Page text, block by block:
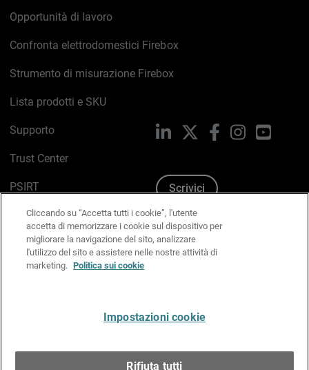
Opportunità di lavoro
Confronta elettrodomestici Firebox
Strumento di misurazione Firebox
Lista prodotti e SKU
Supporto
Trust Center
PSIRT
Politica sui cookie
Informativa sulla privacy
Kit Media & Brand
LinkedIn FacebookInstagram
Scrivici
Cliccando su “Accetta tutti i cookie”, l'utente
accetta di memorizzare i cookie sul dispositivo per
migliorare la navigazione del sito, analizzare
l'utilizzo del sito e assistere nelle nostre attività di
marketing. Politica sui cookie
Impostazioni cookie
Rifiuta tutti